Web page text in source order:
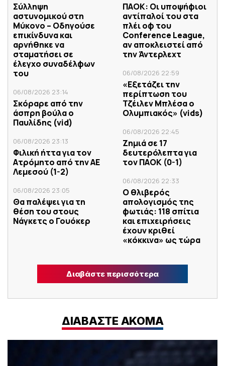
Σύλληψη
αστυνομικού στη
Μύκονο – Οδηγούσε
επικίνδυνα και
αρνήθηκε να
σταματήσει σε
έλεγχο συναδέλφων
του
06/08/2026 23:14
Σκόραρε από την
άσπρη βούλα ο
Παυλίδης (vid)
06/08/2026 23:13
Φιλική ήττα για τον
Ατρόμητο από την ΑΕ
Λεμεσού (1-2)
06/08/2026 23:05
Θα παλέψει για τη
θέση του στους
Νάγκετς ο Γουόκερ
ΠΑΟΚ: Οι υποψήφιοι
αντίπαλοί του στα
πλέι οφ του
Conference League,
αν αποκλειστεί από
την Άντερλεχτ
06/08/2026 22:59
«Εξετάζει την
περίπτωση του
Τζέιλεν Μπλέσα ο
Ολυμπιακός» (vids)
06/08/2026 22:45
Ζημιά σε 17
δευτερόλεπτα για
τον ΠΑΟΚ (0-1)
06/08/2026 22:33
Ο θλιβερός
απολογισμός της
φωτιάς: 118 σπίτια
και επιχειρήσεις
έχουν κριθεί
«κόκκινα» ως τώρα
Διαβάστε περισσότερα
ΔΙΑΒΑΣΤΕ ΑΚΟΜΑ